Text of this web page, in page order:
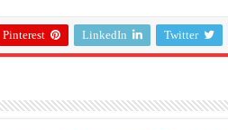
Twitter
LinkedIn
Pinterest